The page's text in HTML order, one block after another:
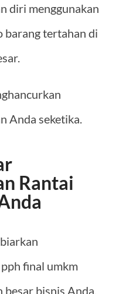
diri menggunakan
barang tertahan di
Anda seketika.
Rantai
final umkm
bisnis Anda.